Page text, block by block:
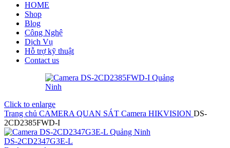
HOME
Shop
Blog
Công Nghệ
Dịch Vụ
Hỗ trợ kỹ thuật
Contact us
Click to enlarge
Trang chủ CAMERA QUAN SÁT Camera HIKVISION DS-
2CD2385FWD-I
DS-2CD2347G3E-L